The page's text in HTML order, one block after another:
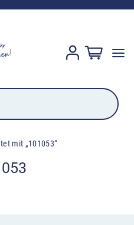
mit „101053“